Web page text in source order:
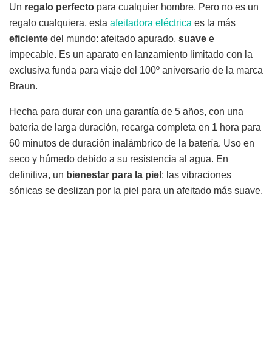
Un regalo perfecto para cualquier hombre. Pero no es un
regalo cualquiera, esta afeitadora eléctrica es la más
eficiente del mundo: afeitado apurado, suave e
impecable. Es un aparato en lanzamiento limitado con la
exclusiva funda para viaje del 100º aniversario de la marca
Braun.
Hecha para durar con una garantía de 5 años, con una
batería de larga duración, recarga completa en 1 hora para
60 minutos de duración inalámbrico de la batería. Uso en
seco y húmedo debido a su resistencia al agua. En
definitiva, un bienestar para la piel : las vibraciones
sónicas se deslizan por la piel para un afeitado más suave.